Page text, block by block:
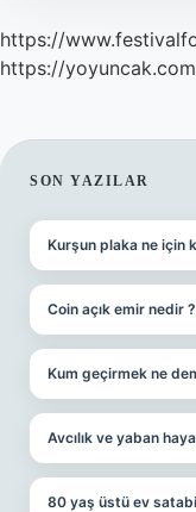
https://
https://
SON YAZILAR
Kurşun plaka ne için
Coin açık emir nedir ?
Kum geçirmek ne
Avcılık ve yaban
80 yaş üstü ev